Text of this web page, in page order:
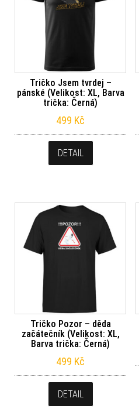
Tričko Jsem tvrdej –
pánské (Velikost: XL, Barva
trička: Černá)
499 Kč
DETAIL
Tričko Pozor – děda
začátečník (Velikost: XL,
Barva trička: Černá)
499 Kč
DETAIL